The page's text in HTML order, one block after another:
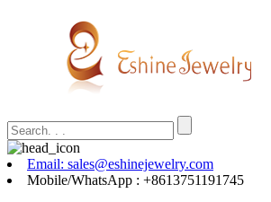
Email: sales@eshinejewelry.com
Mobile/WhatsApp : +8613751191745